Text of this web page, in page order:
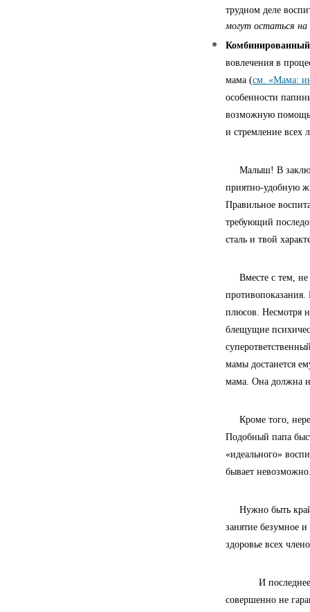
трудном деле
могут остаться
вовлечения в
мама (см. «Мама:
особенности
возможную помощь
и стремление всех
Малыш! В
приятно-удобную
Правильное
требующий
сталь и твой
Вместе с тем, не
плюсов. Несмотря
блещущие
мамы достанется
мама. Она должна
Кроме того,
Подобный папа
«идеального»
бывает
Нужно быть
занятие безумное
здоровье всех
И последнее, но
совершенно не